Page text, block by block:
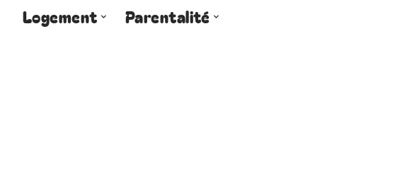
Logement
Parentalité